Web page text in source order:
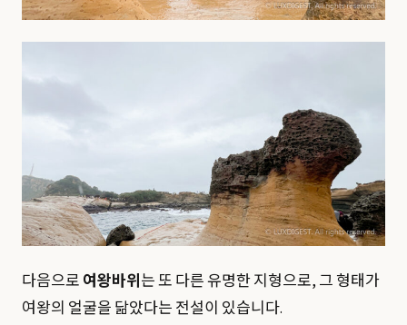
다음으로 여왕바위 는 또 다른 유명한 지형으로, 그 형태가
여왕의 얼굴을 닮았다는 전설이 있습니다.